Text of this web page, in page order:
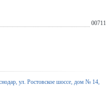
00711
ул. Ростовское шоссе, дом № 14,